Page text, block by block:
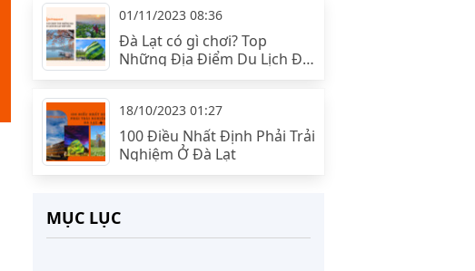
01/11/2023 08:36
Đà Lạt có gì chơi? Top
Những Địa Điểm Du Lịch Đà
Lạt Hấp Dẫn
18/10/2023 01:27
100 Điều Nhất Định Phải Trải
Nghiệm Ở Đà Lạt
MỤC LỤC